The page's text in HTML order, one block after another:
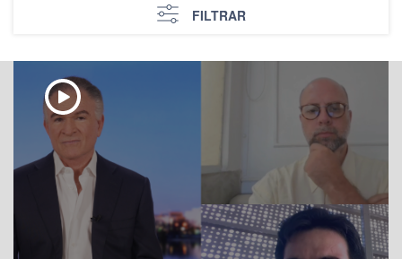
FILTRAR